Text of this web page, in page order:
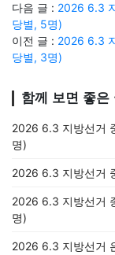
다음 글 : 2026 6.3
당별, 5명)
이전 글 : 2026 6.3
당별, 3명)
함께 보면 좋은
2026 6.3 지방선거
명)
2026 6.3 지방선거
2026 6.3 지방선거
명)
2026 6.3 지방선거